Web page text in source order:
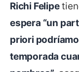
Richi Felipe
espera “un
priori
temporada